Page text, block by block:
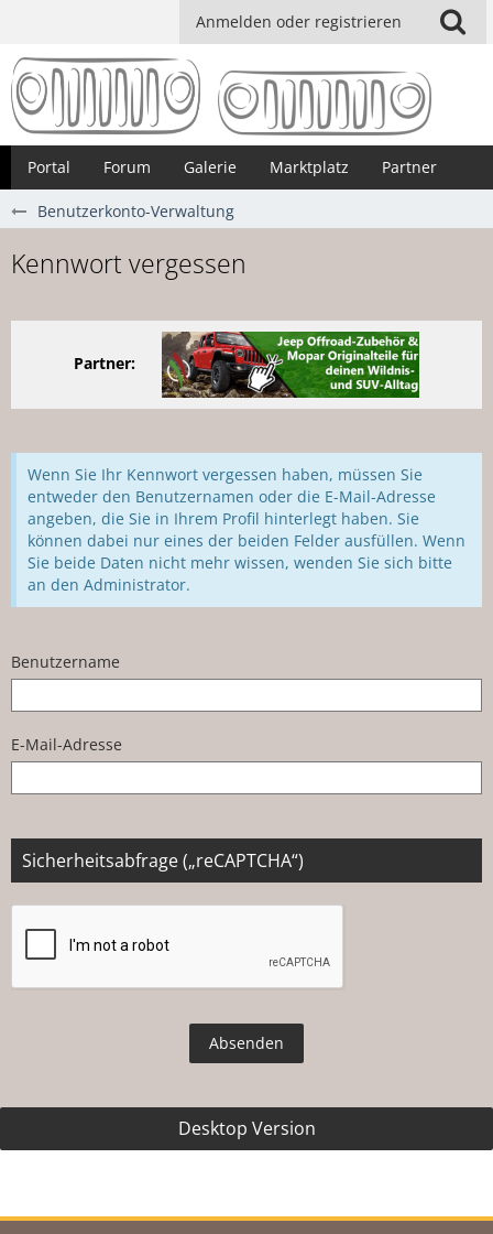
Anmelden oder registrieren
Portal Forum Galerie Marktplatz Partner
Benutzerkonto-Verwaltung
Kennwort vergessen
Partner:
Wenn Sie Ihr Kennwort vergessen haben, müssen Sie
entweder den Benutzernamen oder die E-Mail-Adresse
angeben, die Sie in Ihrem Profil hinterlegt haben. Sie
können dabei nur eines der beiden Felder ausfüllen. Wenn
Sie beide Daten nicht mehr wissen, wenden Sie sich bitte
an den Administrator.
Benutzername
E-Mail-Adresse
Sicherheitsabfrage („reCAPTCHA“)
Desktop Version